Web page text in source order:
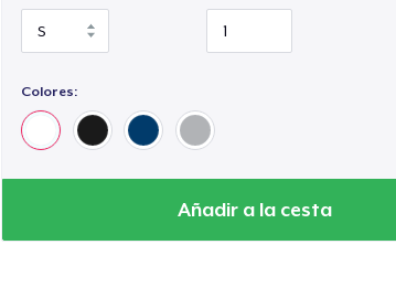
Colores:
Añadir a la cesta